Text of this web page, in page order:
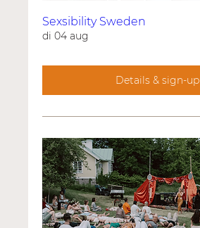
Sexsibility Sweden
di 04 aug
Details & sign-up